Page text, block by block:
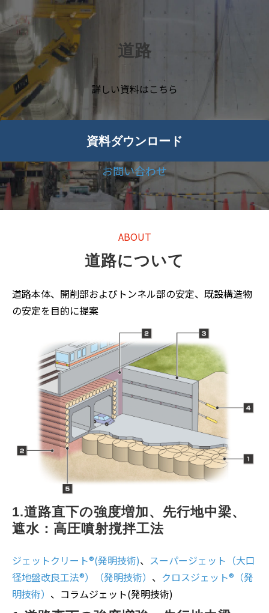
道路
詳しい資料はこちら
資料ダウンロード
お問い合わせ
ABOUT
道路について
道路本体、開削部およびトンネル部の安定、既設構造物
の安定を目的に提案
1.道路直下の強度増加、先行地中梁、
遮水：高圧噴射撹拌工法
ジェットクリート®(発明技術)、 スーパージェット（大口
径地盤改良工法®）（発明技術） 、 クロスジェット®（発
明技術） 、コラムジェット(発明技術)